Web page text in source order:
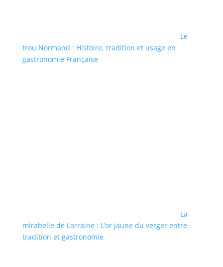
Le
trou Normand : Histoire, tradition et usage en
gastronomie Française
La
mirabelle de Lorraine : L’or jaune du verger entre
tradition et gastronomie